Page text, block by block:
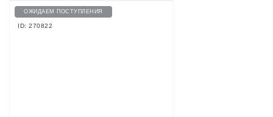
ОЖИДАЕМ ПОСТУПЛЕНИЯ
ID: 270822